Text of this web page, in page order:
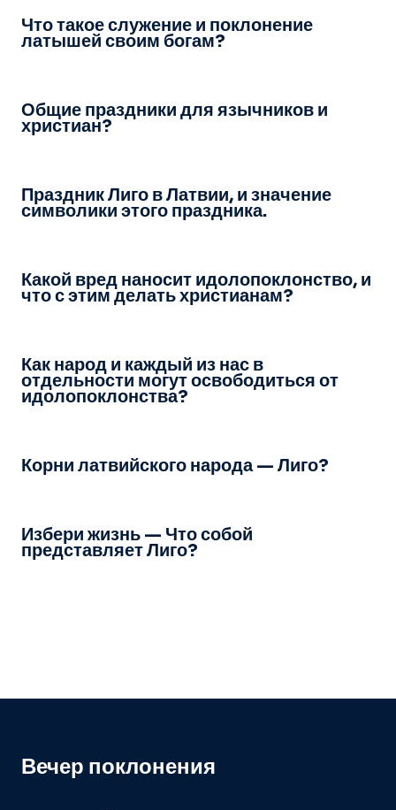
Что такое служение и поклонение
латышей своим богам?
Общие праздники для язычников и
христиан?
Праздник Лиго в Латвии, и значение
символики этого праздника.
Какой вред наносит идолопоклонство, и
что с этим делать христианам?
Как народ и каждый из нас в
отдельности могут освободиться от
идолопоклонства?
Корни латвийского народа — Лиго?
Избери жизнь — Что собой
представляет Лиго?
Вечер поклонения